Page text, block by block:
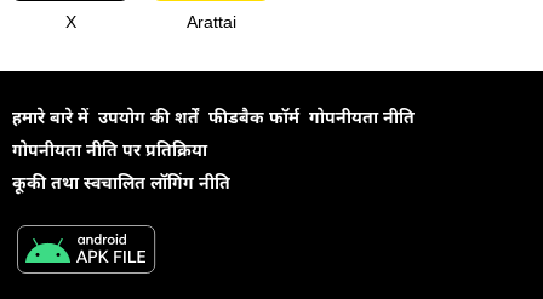
X Arattai
हमारे बारे में उपयोग की शर्तें फीडबैक फॉर्म गोपनीयता नीति
गोपनीयता नीति पर प्रतिक्रिया
कूकी तथा स्वचालित लॉगिंग नीति